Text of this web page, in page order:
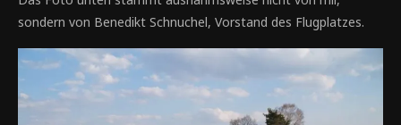
sondern von Benedikt Schnuchel, Vorstand des Flugplatzes.